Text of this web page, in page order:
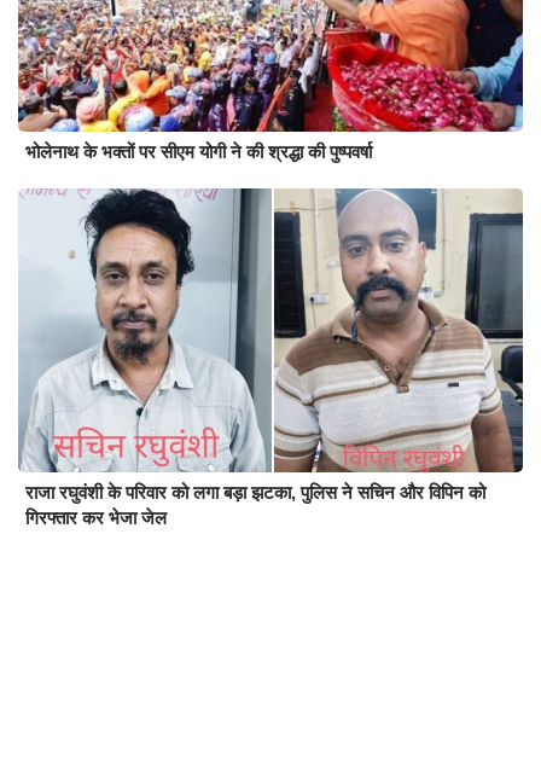
भोलेनाथ के भक्तों पर सीएम योगी ने की श्रद्धा की पुष्पवर्षा
राजा रघुवंशी के परिवार को लगा बड़ा झटका, पुलिस ने सचिन और विपिन को
गिरफ्तार कर भेजा जेल